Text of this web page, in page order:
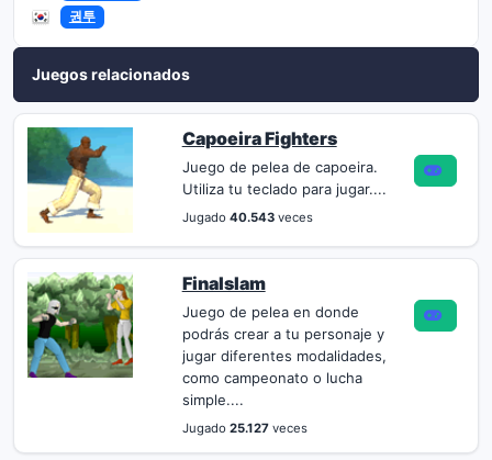
권투
Juegos relacionados
Capoeira Fighters
Juego de pelea de capoeira.
Utiliza tu teclado para jugar....
Jugado 40.543veces
Finalslam
Juego de pelea en donde
podrás crear a tu personaje y
jugar diferentes modalidades,
como campeonato o lucha
simple....
Jugado 25.127veces